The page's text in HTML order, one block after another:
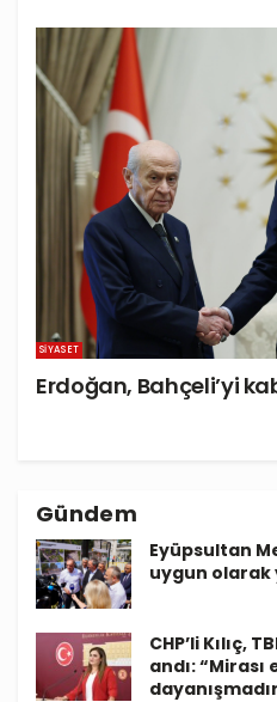
SIYASET
Erdoğan, Bahçeli’yi
Gündem
Eyüpsultan
uygun olarak
CHP’li Kılıç,
andı: “Mirası